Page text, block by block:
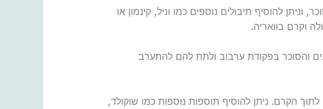
להוסיף תיבולים נוספים כמו וניל, קינמון או
וקרם בוואריה.
החלמונים והסוכר בפקודת ערבוב ולתת להם להתערב
הקרם. ניתן להוסיף תוספות נוספות כמו שוקולד,